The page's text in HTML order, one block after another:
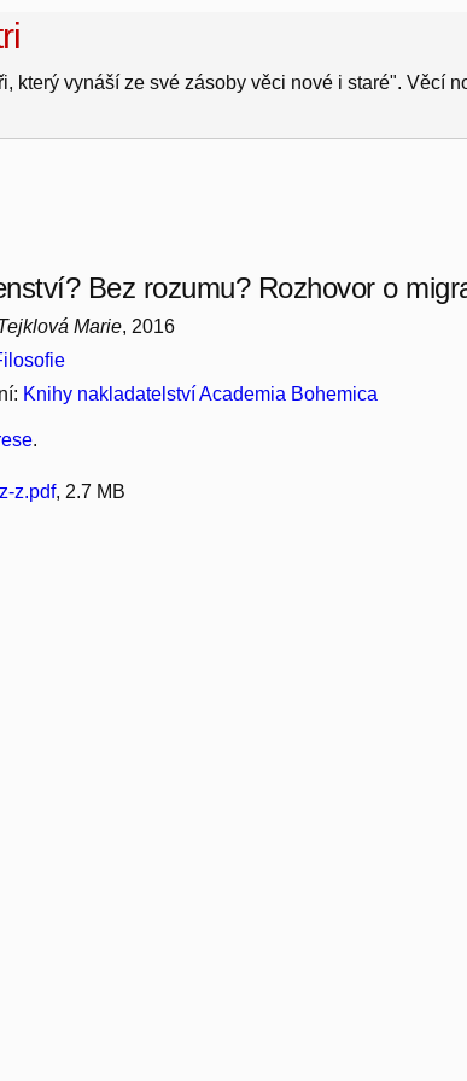
který vynáší ze své zásoby věci nové i staré". Věcí
Bez rozumu? Rozhovor o
Marie, 2016
Knihy nakladatelství Academia Bohemica
.
z.pdf, 2.7 MB